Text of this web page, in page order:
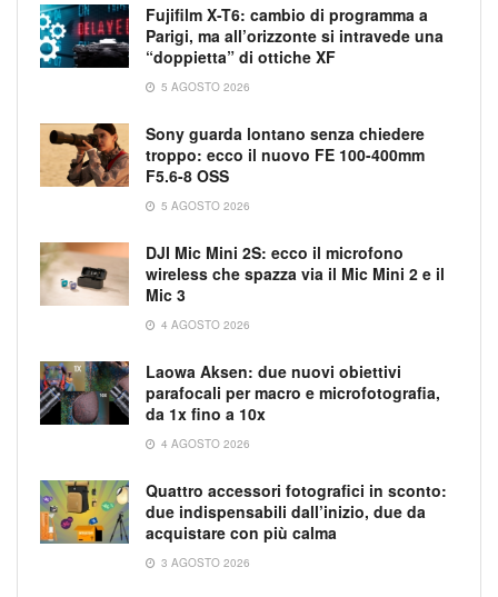
Fujifilm X-T6: cambio di programma a
Parigi, ma all’orizzonte si intravede una
“doppietta” di ottiche XF
5 AGOSTO 2026
Sony guarda lontano senza chiedere
troppo: ecco il nuovo FE 100-400mm
F5.6-8 OSS
5 AGOSTO 2026
DJI Mic Mini 2S: ecco il microfono
wireless che spazza via il Mic Mini 2 e il
Mic 3
4 AGOSTO 2026
Laowa Aksen: due nuovi obiettivi
parafocali per macro e microfotografia,
da 1x fino a 10x
4 AGOSTO 2026
Quattro accessori fotografici in sconto:
due indispensabili dall’inizio, due da
acquistare con più calma
3 AGOSTO 2026